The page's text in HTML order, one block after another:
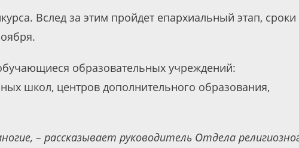
Вслед за этим пройдет епархиальный этап, сроки
образовательных учреждений:
школ, центров дополнительного образования,
– рассказывает руководитель Отдела